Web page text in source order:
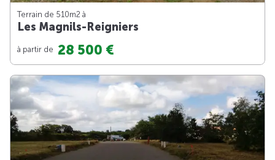
Terrain de 510m2 à
Les Magnils-Reigniers
à partir de 28 500 €